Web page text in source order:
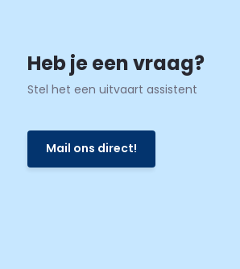
Heb je een vraag?
Stel het een uitvaart assistent
Mail ons direct!